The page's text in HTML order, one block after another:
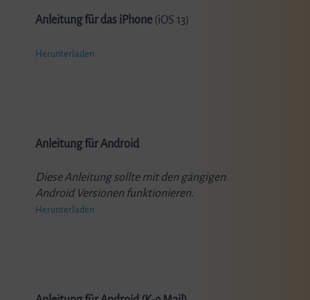
Anleitung für das iPhone (iOS 13)
Herunterladen
Anleitung für Android
Diese Anleitung sollte mit den gängigen
Android Versionen funktionieren.
Herunterladen